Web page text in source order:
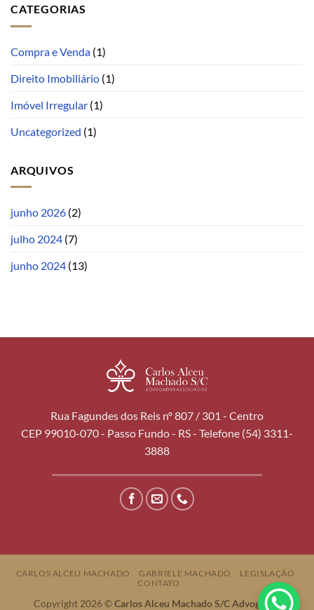
CATEGORIAS
Compra e Venda (1)
Direito Imobiliário (1)
Imóvel Irregular (1)
Uncategorized (1)
ARQUIVOS
junho 2026 (2)
julho 2024 (7)
junho 2024 (13)
Rua Fagundes dos Reis nº 807 / 301 - Centro
CEP 99010-070 - Passo Fundo - RS - Telefone (54) 3311-
3888
CARLOS ALCEU MACHADO GABRIELE MACHADO
LEGISLAÇÃO
CONTATO
Copyright 2026 ©Carlos Alceu Machado S/C Advogados